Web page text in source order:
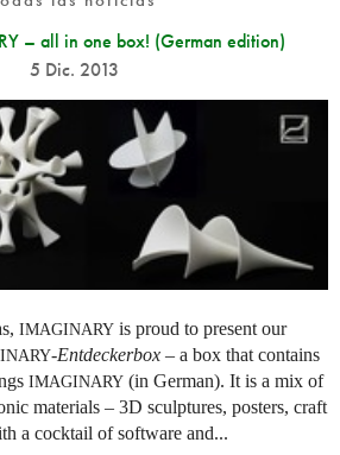
– all in one box! (German edition)
5 Dic. 2013
IMAGINARY is proud to present our
-Entdeckerbox – a box that contains
IMAGINARY (in German). It is a mix of
materials – 3D sculptures, posters, craft
a cocktail of software and...